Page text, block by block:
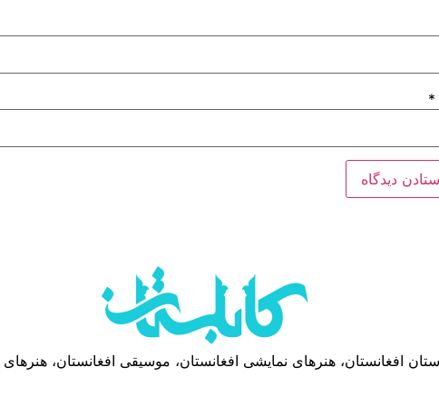
*
افغانستان، هنرهای نمایشی افغانستان، موسیقی افغانستان،